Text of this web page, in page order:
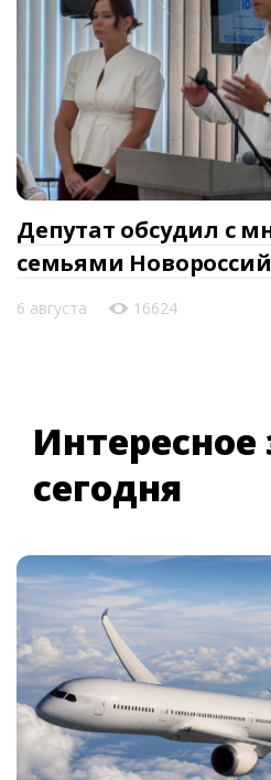
Депутат обсудил с
семьями
6 августа 16624
Интересное
сегодня